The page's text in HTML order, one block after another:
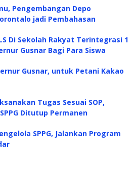
Pengembangan Depo
jadi Pembahasan
Di Sekolah Rakyat Terintegrasi 1
Gusnar Bagi Para Siswa
Gusnar, untuk Petani Kakao
Tugas Sesuai SOP,
Ditutup Permanen
SPPG, Jalankan Program